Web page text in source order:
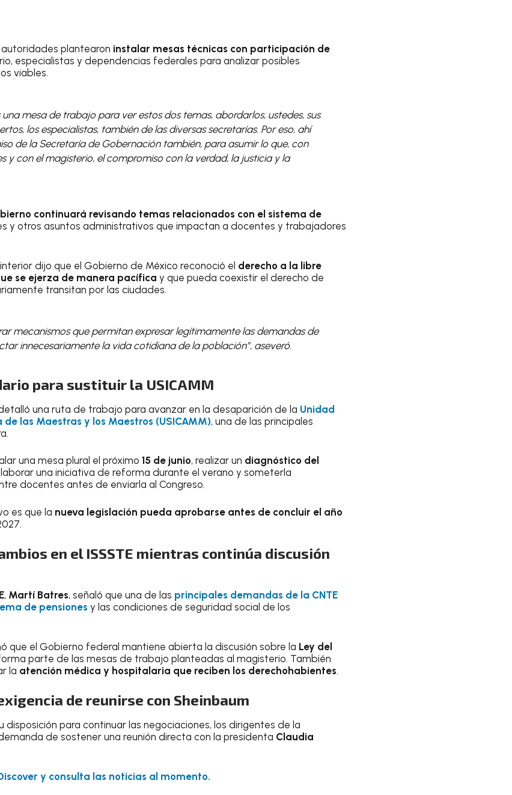
autoridades plantearon instalar mesas técnicas con participación de
especialistas y dependencias federales para analizar posibles
viables.
una mesa de trabajo para ver estos dos temas, abordarlos, ustedes, sus
los especialistas, también de las diversas secretarías. Por eso, ahí
de la Secretaría de Gobernación también, para asumir lo que, con
y con el magisterio, el compromiso con la verdad, la justicia y la
continuará revisando temas relacionados con el sistema de
y otros asuntos administrativos que impactan a docentes y trabajadores
dijo que el Gobierno de México reconoció el derecho a la libre
se ejerza de manera pacífica y que pueda coexistir el derecho de
transitan por las ciudades.
mecanismos que permitan expresar legítimamente las demandas de
innecesariamente la vida cotidiana de la población”, aseveró.
para sustituir la USICAMM
una ruta de trabajo para avanzar en la desaparición de la Unidad
las Maestras y los Maestros (USICAMM), una de las principales
una mesa plural el próximo 15 de junio, realizar un diagnóstico del
una iniciativa de reforma durante el verano y someterla
docentes antes de enviarla al Congreso.
es que la nueva legislación pueda aprobarse antes de concluir el año
en el ISSSTE mientras continúa discusión
, Martí Batres, señaló que una de las principales demandas de la CNTE
de pensiones y las condiciones de seguridad social de los
que el Gobierno federal mantiene abierta la discusión sobre la Ley del
parte de las mesas de trabajo planteadas al magisterio. También
la atención médica y hospitalaria que reciben los derechohabientes.
de reunirse con Sheinbaum
disposición para continuar las negociaciones, los dirigentes de la
de sostener una reunión directa con la presidenta Claudia
y consulta las noticias al momento.